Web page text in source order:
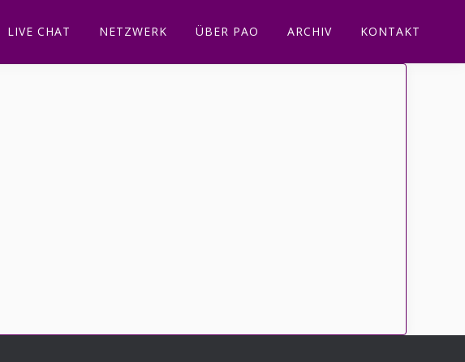
LIVE CHAT NETZWERK ÜBER PAO ARCHIV KONTAKT